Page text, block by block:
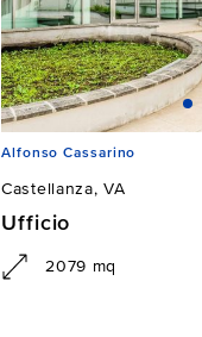
Alfonso Cassarino
Castellanza, VA
Ufficio
2079 mq